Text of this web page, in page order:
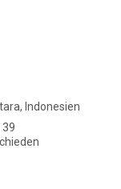
Indonesien
39